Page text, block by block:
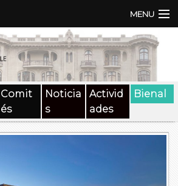
MENU
Comit
és
Noticia
s
Activid
ades
Bienal